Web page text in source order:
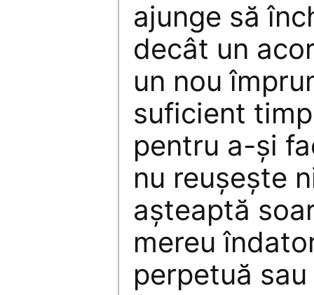
ajunge să
decât un
un nou
suficient
pentru a-şi
nu reuşeşte
aşteaptă
mereu
perpetuă